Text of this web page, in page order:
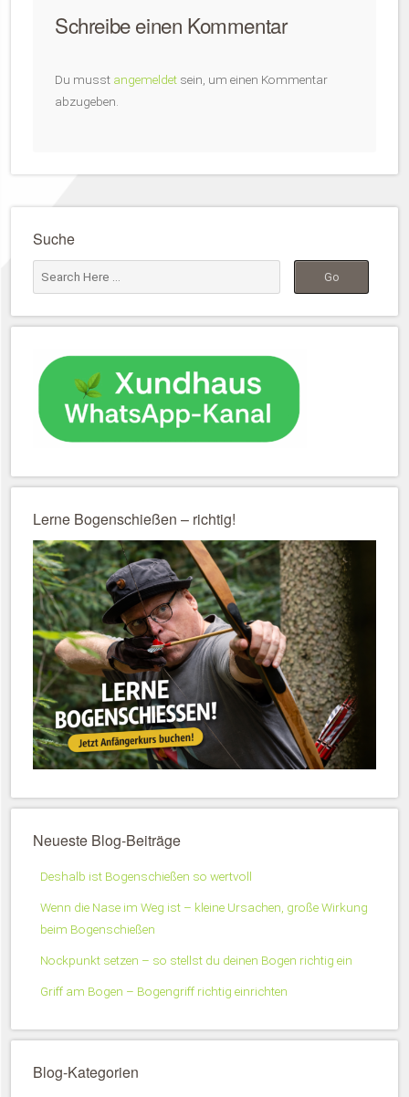
Schreibe einen Kommentar
Du musst angemeldet sein, um einen Kommentar
abzugeben.
Suche
Lerne Bogenschießen – richtig!
Neueste Blog-Beiträge
Deshalb ist Bogenschießen so wertvoll
Wenn die Nase im Weg ist – kleine Ursachen, große Wirkung
beim Bogenschießen
Nockpunkt setzen – so stellst du deinen Bogen richtig ein
Griff am Bogen – Bogengriff richtig einrichten
Blog-Kategorien